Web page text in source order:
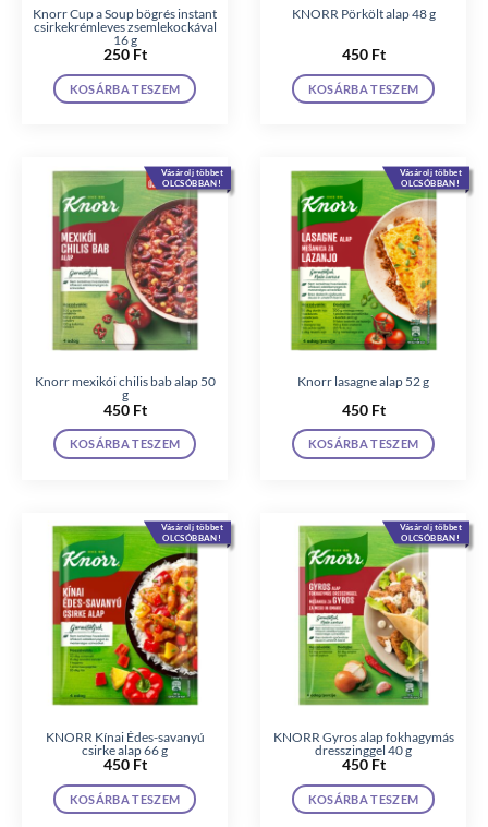
Knorr Cup a Soup bögrés instant
csirkekrémleves zsemlekockával
16 g
250 Ft
KOSÁRBA TESZEM
KNORR Pörkölt alap 48 g
450 Ft
KOSÁRBA TESZEM
Vásárolj többet
OLCSÓBBAN!
Knorr mexikói chilis bab alap 50
g
450 Ft
KOSÁRBA TESZEM
Vásárolj többet
OLCSÓBBAN!
Knorr lasagne alap 52 g
450 Ft
KOSÁRBA TESZEM
Vásárolj többet
OLCSÓBBAN!
KNORR Kínai Édes-savanyú
csirke alap 66 g
450 Ft
KOSÁRBA TESZEM
Vásárolj többet
OLCSÓBBAN!
KNORR Gyros alap fokhagymás
dresszinggel 40 g
450 Ft
KOSÁRBA TESZEM